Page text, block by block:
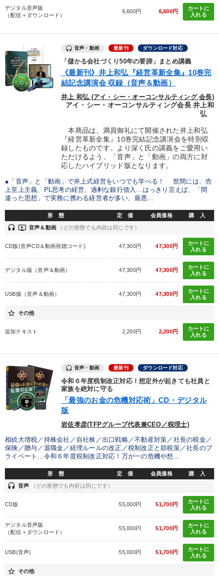
デジタル音声版
（配信＋ダウンロード）
6,600円 6,600円
カートに
入れる
音声・動画 最新刊 ダウンロード対応
「儲かる会社づくり50年の要諦」まとめ講義
《最新刊》井上和弘『経営革新全集』10巻完
結記念講演会 収録（音声＆動画）
井上 和弘 (アイ・シー・オーコンサルティング 会長)
アイ・シー・オーコンサルティング会長 井上和
弘
本商品は、満員御礼にて開催された井上和弘
『経営革新全集』10巻完結記念講演会を特別収
録したものです。より深く氏の講義をご愛用い
ただけるよう、「音声」と「動画」の両方に対
応したハイブリッド版となります。
●「音声」と「動画」で井上式経営をいつでも学べる！ 世間には、売
上至上主義、PL思考の経営、過剰な銀行借入…はっきり言えば、「間
違った思想」で実務に携わる経営者が多い。最悪...
形 態 定 価 会員価格 購 入
headset ondemand_video 音声＆動画 （どの形態でも内容は同じです）
CD版(音声CD＆動画視聴コード) 47,300円 47,300円
カートに
入れる
デジタル版（音声＆動画） 47,300円 47,300円
カートに
入れる
USB版（音声＆動画） 47,300円 47,300円
カートに
入れる
star_border その他
追加テキスト 2,200円 2,200円
カートに
入れる
音声・動画 最新刊 ダウンロード対応
令和６年度税制改正対応！想定外が起きても社員と
家族を絶対に守る
「最強のお金の危機対応術」CD・デジタル
版
岩佐孝彦(TFPグループ代表兼CEO／税理士)
相続大増税／持株会社／自社株／出口戦略／不動産対策／社長の税金／
保険／贈与／退職金／経理ルールの改正／税制改正と節税策／社長のプ
ライベート…令和６年度税制改正対応！万が一の危機や想...
形 態 定 価 会員価格 購 入
headset 音声 （どの形態でも内容は同じです）
CD版 55,000円 51,700円
カートに
入れる
デジタル音声版
（配信＋ダウンロード）
55,000円 51,700円
カートに
入れる
USB(音声) 55,000円 51,700円
カートに
入れる
star_border その他